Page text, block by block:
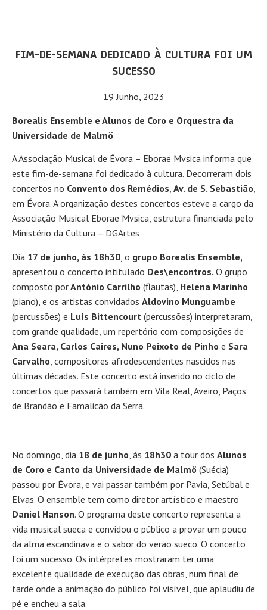
FIM-DE-SEMANA DEDICADO À CULTURA FOI UM
SUCESSO
19 Junho, 2023
Borealis Ensemble e Alunos de Coro e Orquestra da
Universidade de Malmö
A Associação Musical de Évora – Eborae Mvsica informa que
este fim-de-semana foi dedicado à cultura. Decorreram dois
concertos no Convento dos Remédios, Av. de S. Sebastião,
em Évora. A organização destes concertos esteve a cargo da
Associação Musical Eborae Mvsica, estrutura financiada pelo
Ministério da Cultura – DGArtes
Dia 17 de junho, às 18h30 , o grupo Borealis Ensemble,
apresentou o concerto intitulado Des\encontros. O grupo
composto porAntónio Carrilho (flautas), Helena Marinho
(piano), e os artistas convidados Aldovino Munguambe
(percussões) e Luís Bittencourt (percussões) interpretaram,
com grande qualidade, um repertório com composições de
Ana Seara, Carlos Caires, Nuno Peixoto de Pinho e Sara
Carvalho , compositores afrodescendentes nascidos nas
últimas décadas. Este concerto está inserido no ciclo de
concertos que passará também em Vila Real, Aveiro, Paços
de Brandão e Famalicão da Serra.
No domingo, dia 18 de junho , às 18h30 a tour dos Alunos
de Coro e Canto da Universidade de Malmö (Suécia)
passou por Évora, e vai passar também por Pavia, Setúbal e
Elvas. O ensemble tem como diretor artístico e maestro
Daniel Hanson. O programa deste concerto representa a
vida musical sueca e convidou o público a provar um pouco
da alma escandinava e o sabor do verão sueco. O concerto
foi um sucesso. Os intérpretes mostraram ter uma
excelente qualidade de execução das obras, num final de
tarde onde a animação do público foi visível, que aplaudiu de
pé e encheu a sala.